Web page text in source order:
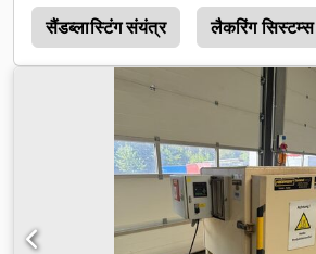
सैंडब्लास्टिंग संयंत्र लैकरिंग सिस्टम्स